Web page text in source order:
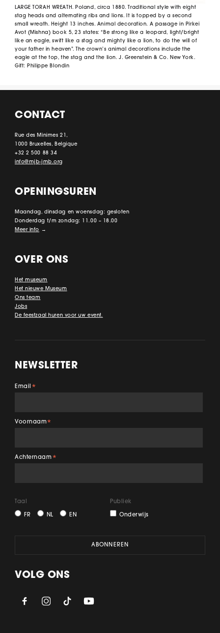
LARGE TORAH WREATH. Poland, circa 1880. Traditional style with eight
stag heads and alternating ribs and lions. It is topped by a second
small wreath. Height 13 inches. Animal decoration. A passage in Pirkei
Avot (Mishna) book 5, 23 states: “Be strong like a leopard, light/bright
like an eagle, swift like a stag and mighty like a lion, to do the will of
your father in heaven”. The crown’s animal decorations include the
eagle at the top, the stag and the lion. J. Greenstein & Co. New York.
Gift: Philippe Blondin
CONTACT
Rue des Minimes 21,
1000 Bruxelles, Belgique
+32 2 500 88 34
info@mjb-jmb.org
OPENINGSUREN
Maandag, dinsdag en woensdag: gesloten
Donderdag t/m zondag: 11.00 – 18.00
Meer info →
OVER ONS
Het museum
Het nieuwe Museum
Ons team
Jobs
De feestzaal huren voor uw event.
NEWSLETTER
Email *
Voornaam*
Achternaam*
Taal
FR NL EN
Publiek
Onderwijs
VOLG ONS